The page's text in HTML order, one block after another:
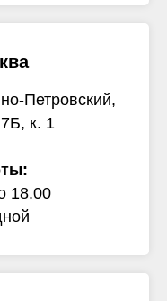
Петровский,
к. 1
18.00